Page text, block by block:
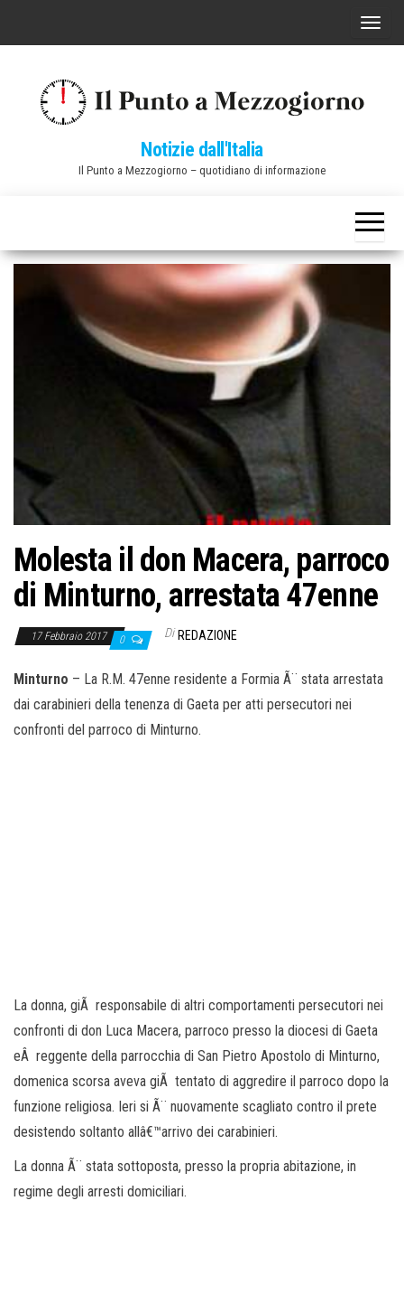
C
a
v
a
Notizie dall'Italia
Il Punto a Mezzogiorno – quotidiano di informazione
Molesta il don Macera, parroco
di Minturno, arrestata 47enne
17 Febbraio 2017 0 Di REDAZIONE
Minturno – La R.M. 47enne residente a Formia Ã¨ stata arrestata
dai carabinieri della tenenza di Gaeta per atti persecutori nei
confronti del parroco di Minturno.
La donna, giÃ responsabile di altri comportamenti persecutori nei
confronti di don Luca Macera, parroco presso la diocesi di Gaeta
eÂ reggente della parrocchia di San Pietro Apostolo di Minturno,
domenica scorsa aveva giÃ tentato di aggredire il parroco dopo la
funzione religiosa. Ieri si Ã¨ nuovamente scagliato contro il prete
desistendo soltanto allâ€™arrivo dei carabinieri.
La donna Ã¨ stata sottoposta, presso la propria abitazione, in
regime degli arresti domiciliari.